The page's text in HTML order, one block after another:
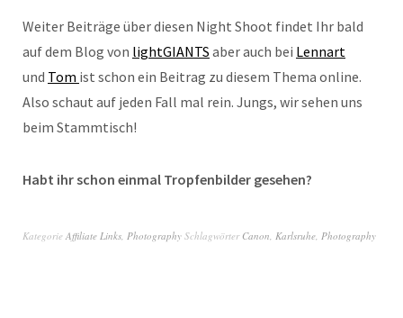
Weiter Beiträge über diesen Night Shoot findet Ihr bald
auf dem Blog von lightGIANTS aber auch bei Lennart
und Tom ist schon ein Beitrag zu diesem Thema online.
Also schaut auf jeden Fall mal rein. Jungs, wir sehen uns
beim Stammtisch!
Habt ihr schon einmal Tropfenbilder gesehen?
Kategorie Affiliate Links Photography Schlagwörter Canon Karlsruhe Photography